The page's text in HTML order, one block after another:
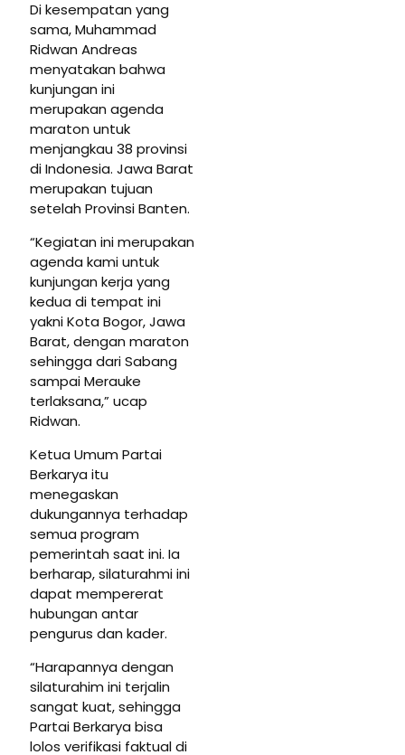
Di kesempatan yang
sama, Muhammad
Ridwan Andreas
menyatakan bahwa
kunjungan ini
merupakan agenda
maraton untuk
menjangkau 38 provinsi
di Indonesia. Jawa Barat
merupakan tujuan
setelah Provinsi Banten.
“Kegiatan ini merupakan
agenda kami untuk
kunjungan kerja yang
kedua di tempat ini
yakni Kota Bogor, Jawa
Barat, dengan maraton
sehingga dari Sabang
sampai Merauke
terlaksana,” ucap
Ridwan.
Ketua Umum Partai
Berkarya itu
menegaskan
dukungannya terhadap
semua program
pemerintah saat ini. Ia
berharap, silaturahmi ini
dapat mempererat
hubungan antar
pengurus dan kader.
“Harapannya dengan
silaturahim ini terjalin
sangat kuat, sehingga
Partai Berkarya bisa
lolos verifikasi faktual di